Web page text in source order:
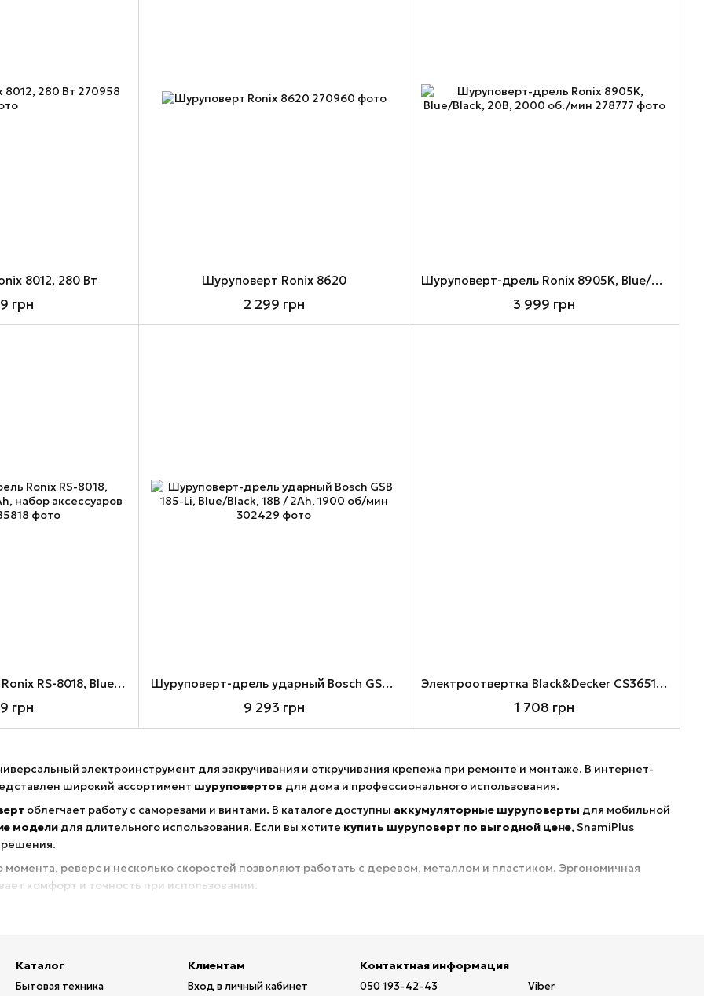
электроинструмент для закручивания и откручивания крепежа при ремонте и монтаже. В интернет-
широкий ассортимент шуруповертов для дома и профессионального использования.
облегчает работу с саморезами и винтами. В каталоге доступны аккумуляторные шуруповерты для мобильной
модели для длительного использования. Если вы хотите купить шуруповерт по выгодной цене, SnamiPlus
момента, реверс и несколько скоростей позволяют работать с деревом, металлом и пластиком. Эргономичная
комфорт и точность при использовании.
8012, 280 Вт
грн
Шуруповерт Ronix 8620
2 299 грн
Шуруповерт-дрель Ronix 8905K, Blue/Black, 20В, 2000 об./мин
3 999 грн
Шуруповерт-дрель Ronix RS-8018, Blue/Black, 18V / 1.5 Ah, набор аксессуаров (53 шт)
грн
Шуруповерт-дрель ударный Bosch GSB 185-Li, Blue/Black, 18В / 2Ah, 1900 об/мин
9 293 грн
Электроотвертка Black&Decker CS3651LC, Black/Orange
1 708 грн
Каталог
Бытовая техника
Клиентам
Вход в личный кабинет
Контактная информация
050 193-42-43 Viber